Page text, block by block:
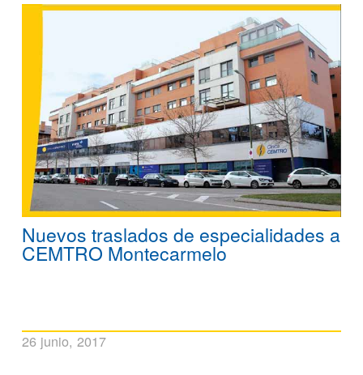
Nuevos traslados de especialidades a
CEMTRO Montecarmelo
26 junio, 2017